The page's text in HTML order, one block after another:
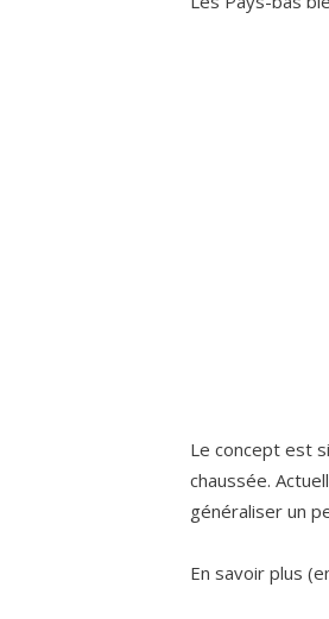
Le concept est
chaussée.
généraliser un
En savoir plus